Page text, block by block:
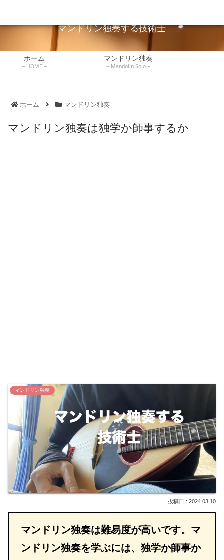
マンドリン独奏する技術士
ホーム
HOME
マンドリン独奏
Mandolin Solo
ホーム マンドリン独奏
マンドリン独奏は独学か師事するか
マンドリン独奏
2024.03.10
マンドリン独奏は難易度が高いです。マ
ンドリン独奏を学ぶには、独学か師事か